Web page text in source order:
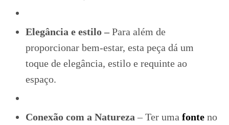
Elegância e estilo –Para além de
proporcionar bem-estar, esta peça dá um
toque de elegância, estilo e requinte ao
espaço.
Conexão com a Natureza– Ter uma fonte no